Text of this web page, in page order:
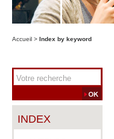
Accueil > Index by keyword
INDEX